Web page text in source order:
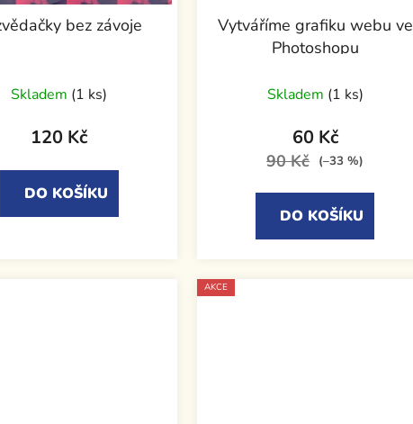
bez závoje
Skladem (1 ks)
120 Kč
DO KOŠÍKU
Vytváříme grafiku webu ve
Photoshopu
Skladem (1 ks)
60 Kč
90 Kč (–33 %)
DO KOŠÍKU
AKCE